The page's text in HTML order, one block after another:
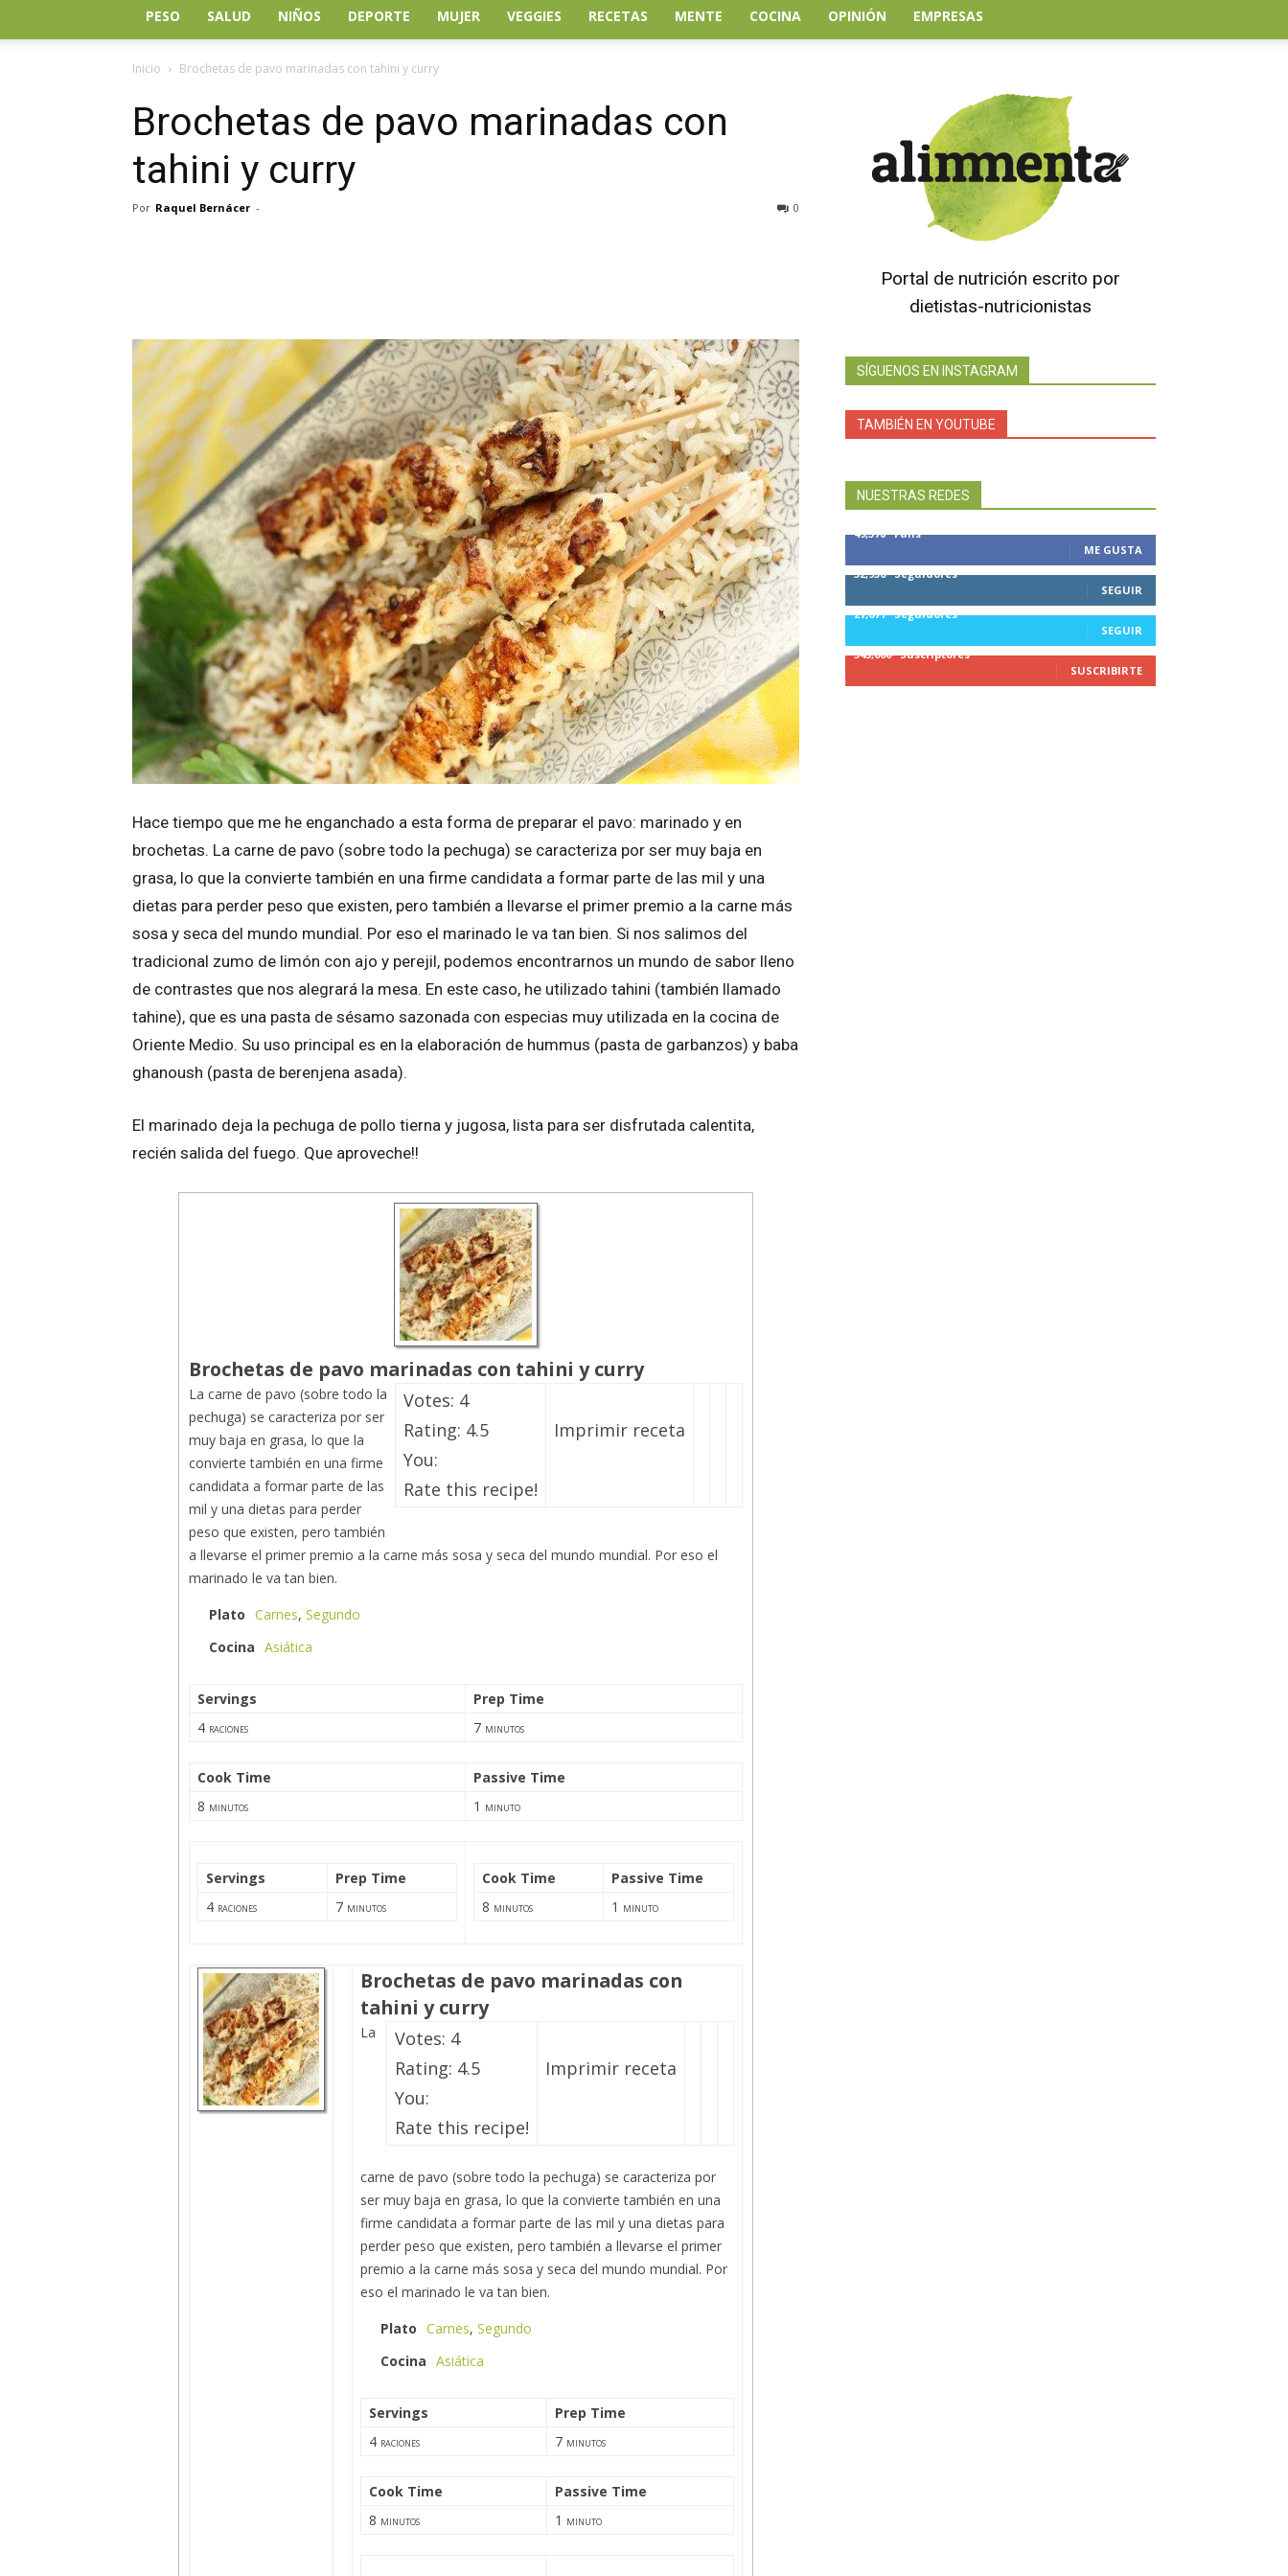
PESO SALUD NIÑOS DEPORTE MUJER VEGGIES RECETAS MENTE COCINA OPINIÓN EMPRESAS
Inicio Brochetas de pavo marinadas con tahini y curry
Brochetas de pavo marinadas con
tahini y curry
Por Raquel Bernácer - 0
Hace tiempo que me he enganchado a esta forma de preparar el pavo: marinado y en
brochetas. La carne de pavo (sobre todo la pechuga) se caracteriza por ser muy baja en
grasa, lo que la convierte también en una firme candidata a formar parte de las mil y una
dietas para perder peso que existen, pero también a llevarse el primer premio a la carne más
sosa y seca del mundo mundial. Por eso el marinado le va tan bien. Si nos salimos del
tradicional zumo de limón con ajo y perejil, podemos encontrarnos un mundo de sabor lleno
de contrastes que nos alegrará la mesa. En este caso, he utilizado tahini (también llamado
tahine), que es una pasta de sésamo sazonada con especias muy utilizada en la cocina de
Oriente Medio. Su uso principal es en la elaboración de hummus (pasta de garbanzos) y baba
ghanoush (pasta de berenjena asada).
El marinado deja la pechuga de pollo tierna y jugosa, lista para ser disfrutada calentita,
recién salida del fuego. Que aproveche!!
Brochetas de pavo marinadas con tahini y curry
Votes: 4
Rating: 4.5
You:
Rate this recipe!
Imprimir receta
La carne de pavo (sobre todo la
pechuga) se caracteriza por ser
muy baja en grasa, lo que la
convierte también en una firme
candidata a formar parte de las
mil y una dietas para perder
peso que existen, pero también
a llevarse el primer premio a la carne más sosa y seca del mundo mundial. Por eso el
marinado le va tan bien.
Plato Carnes, Segundo
Cocina Asiática
Servings
Prep Time
4 raciones 7 minutos
Cook Time
Passive Time
8 minutos 1 minuto
Servings
Prep Time
4 raciones 7 minutos
Cook Time
Passive Time
8 minutos 1 minuto
Brochetas de pavo marinadas con
tahini y curry
Votes: 4
Rating: 4.5
You:
Rate this recipe!
Imprimir receta
La
carne de pavo (sobre todo la pechuga) se caracteriza por
ser muy baja en grasa, lo que la convierte también en una
firme candidata a formar parte de las mil y una dietas para
perder peso que existen, pero también a llevarse el primer
premio a la carne más sosa y seca del mundo mundial. Por
eso el marinado le va tan bien.
Plato Carnes, Segundo
Cocina Asiática
Servings
Prep Time
4 raciones 7 minutos
Cook Time
Passive Time
8 minutos 1 minuto
Portal de nutrición escrito por
dietistas-nutricionistas
SÍGUENOS EN INSTAGRAM
TAMBIÉN EN YOUTUBE
NUESTRAS REDES
49,578 Fans
ME GUSTA
32,950 Seguidores
SEGUIR
27,671 Seguidores
SEGUIR
545,000 Suscriptores
SUSCRIBIRTE